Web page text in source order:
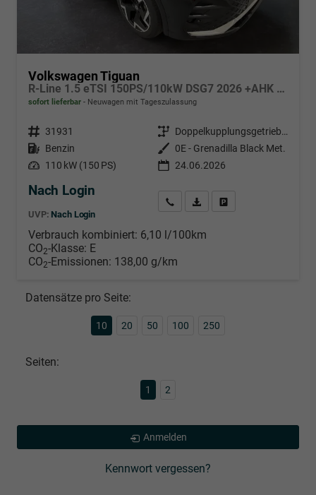
Volkswagen Tiguan
R-Line 1.5 eTSI 150PS/110kW DSG7 2026 +AHK & PANO
sofort lieferbar Neuwagen mit Tageszulassung
Fahrzeugnr. 31931 Getriebe
Doppelkupplungsgetriebe (DSG)
Kraftstoff Benzin Außenfarbe
0E - Grenadilla Black Met.
Leistung 110 kW (150 PS) 24.06.2026
Nach Login
UVP: Nach Login
Wir rufen Sie anPDF-Datei, Fahrzeugexposé
Verbrauch kombiniert: 6,10 l/100km
CO2-Klasse: E
CO2-Emissionen: 138,00 g/km
Datensätze pro Seite:
10 20 50 100 250
Seiten:
1 2
Anmelden
Kennwort vergessen?